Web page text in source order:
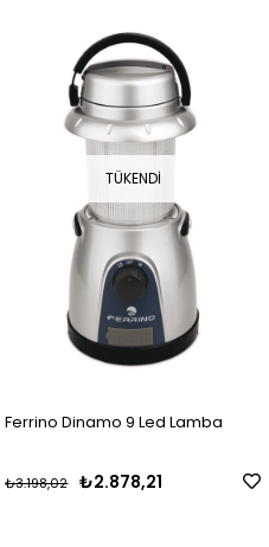
TÜKENDI
Ferrino Dinamo 9 Led Lamba
₺2.878,21
₺3.198,02